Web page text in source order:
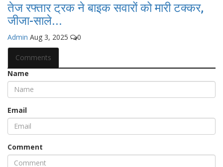
तेज रफ्तार ट्रक ने बाइक सवारों को मारी टक्कर,
जीजा-साले...
Admin Aug 3, 2025 0
Comments
Name
Email
Comment